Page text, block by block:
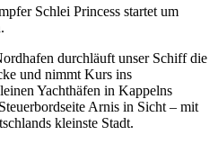
Schlei Princess startet um
durchläuft unser Schiff die
und nimmt Kurs ins
Yachthäfen in Kappelns
Arnis in Sicht – mit
kleinste Stadt.